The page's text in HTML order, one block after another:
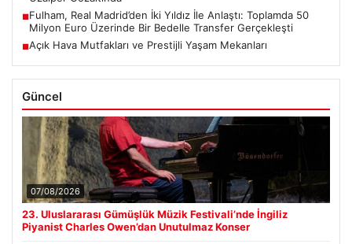
■Fulham, Real Madrid’den İki Yıldız İle Anlaştı: Toplamda 50
Milyon Euro Üzerinde Bir Bedelle Transfer Gerçekleşti
■Açık Hava Mutfakları ve Prestijli Yaşam Mekanları
Güncel
07/08/2026
23. Uluslararası Gümüşlük Müzik Festivali’nde İngiliz
Piyanist Charles Owen’dan Unutulmaz Konser